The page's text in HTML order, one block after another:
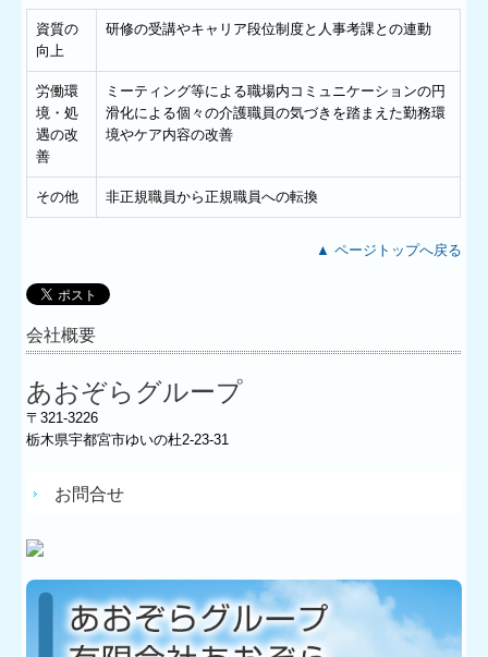
会社概要
あおぞらグループ
〒321-3226
栃木県宇都宮市ゆいの杜2-23-31
お問合せ
資質の
向上
研修の受講やキャリア段位制度と人事考課との連動
労働環
境・処
遇の改
善
ミーティング等による職場内コミュニケーションの円
滑化による個々の介護職員の気づきを踏まえた勤務環
境やケア内容の改善
その他 非正規職員から正規職員への転換
▲ ページトップへ戻る